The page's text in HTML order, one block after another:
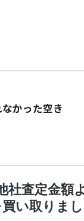
かった空き